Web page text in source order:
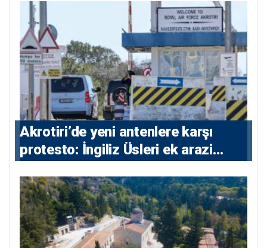
⁠Akrotiri’de yeni antenlere karşı
protesto: İngiliz Üsleri ek arazi